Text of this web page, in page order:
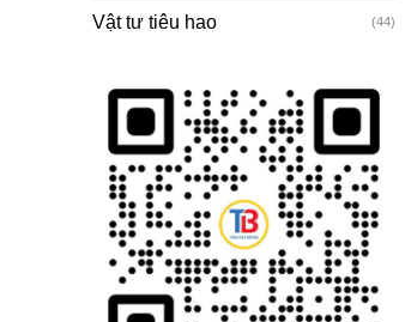
Vật tư tiêu hao (44)